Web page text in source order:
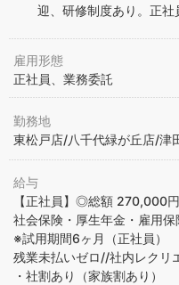
迎、研修制度あり。正社
雇用形態
正社員、業務委託
勤務地
東松戸店/八千代緑が丘店/津
給与
【正社員】◎総額 270,000
社会保険・厚生年金・雇用保
※試用期間6ヶ月（正社員）
残業未払いゼロ//社内レクリ
・社割あり（家族割あり）